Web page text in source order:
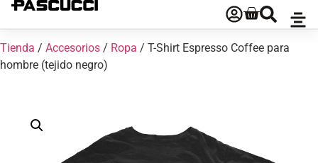
Tienda / Accesorios / Ropa / T-Shirt Espresso Coffee para
hombre (tejido negro)